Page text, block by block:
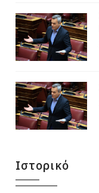
Ιστορικό